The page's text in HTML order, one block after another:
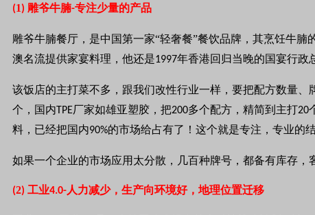
(1) 雕爷牛腩-专注少量的产品
雕爷牛腩餐厅，是中国第一家“轻奢餐”餐饮品牌，其烹饪
澳名流提供家宴料理，他还是1997年香港回归当晚的国宴行政
该饭店的主打菜不多，跟我们改性行业一样，要把配方数量
个，国内 TPE厂家如雄亚塑胶，把200多个配方，精简到主打20
料，已经把国内90%的市场给占有了！这个就是专注，专业的结
如果一个企业的市场应用太分散，几百种牌号，都备有库存
(2) 工业4.0-人力减少，生产向环境好，地理位置迁移